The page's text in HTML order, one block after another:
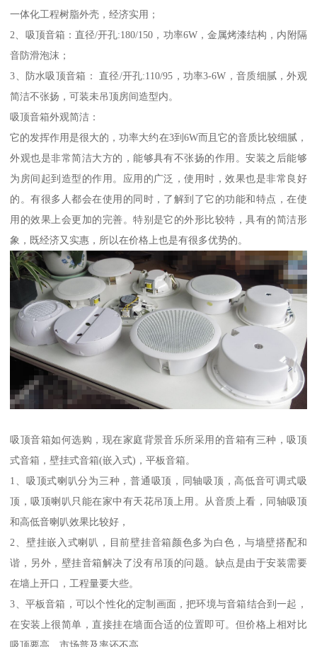
一体化工程树脂外壳，经济实用；
2、吸顶音箱：直径/开孔:180/150，功率6W，金属烤漆结构，内附隔
音防滑泡沫；
3、防水吸顶音箱： 直径/开孔:110/95，功率3-6W，音质细腻，外观
简洁不张扬，可装未吊顶房间造型内。
吸顶音箱外观简洁：
它的发挥作用是很大的，功率大约在3到6W而且它的音质比较细腻，
外观也是非常简洁大方的，能够具有不张扬的作用。安装之后能够
为房间起到造型的作用。应用的广泛，使用时，效果也是非常良好
的。有很多人都会在使用的同时，了解到了它的功能和特点，在使
用的效果上会更加的完善。特别是它的外形比较特，具有的简洁形
象，既经济又实惠，所以在价格上也是有很多优势的。
吸顶音箱如何选购，现在家庭背景音乐所采用的音箱有三种，吸顶
式音箱，壁挂式音箱(嵌入式)，平板音箱。
1、吸顶式喇叭分为三种，普通吸顶，同轴吸顶，高低音可调式吸
顶，吸顶喇叭只能在家中有天花吊顶上用。从音质上看，同轴吸顶
和高低音喇叭效果比较好，
2、壁挂嵌入式喇叭，目前壁挂音箱颜色多为白色，与墙壁搭配和
谐，另外，壁挂音箱解决了没有吊顶的问题。缺点是由于安装需要
在墙上开口，工程量要大些。
3、平板音箱，可以个性化的定制画面，把环境与音箱结合到一起，
在安装上很简单，直接挂在墙面合适的位置即可。但价格上相对比
吸顶要高，市场普及率还不高。